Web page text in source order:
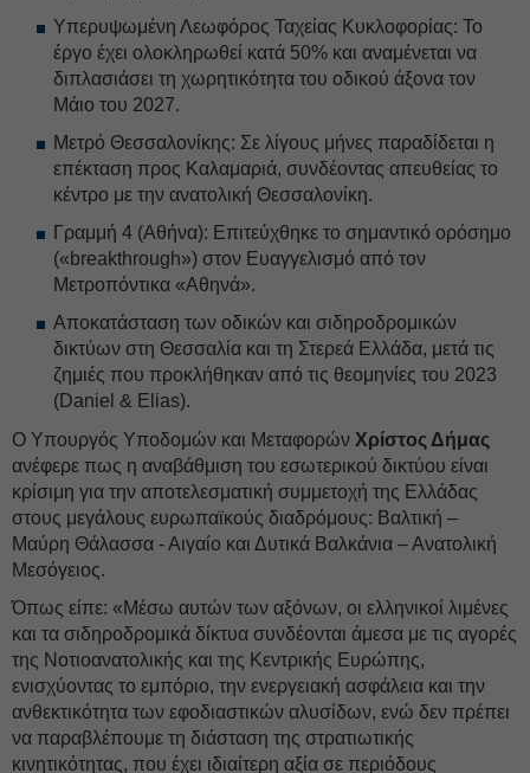
Υπερυψωμένη Λεωφόρος Ταχείας Κυκλοφορίας: Το
έργο έχει ολοκληρωθεί κατά 50% και αναμένεται να
διπλασιάσει τη χωρητικότητα του οδικού άξονα τον
Μάιο του 2027.
Μετρό Θεσσαλονίκης: Σε λίγους μήνες παραδίδεται η
επέκταση προς Καλαμαριά, συνδέοντας απευθείας το
κέντρο με την ανατολική Θεσσαλονίκη.
Γραμμή 4 (Αθήνα): Επιτεύχθηκε το σημαντικό ορόσημο
(«breakthrough») στον Ευαγγελισμό από τον
Μετροπόντικα «Αθηνά».
Αποκατάσταση των οδικών και σιδηροδρομικών
δικτύων στη Θεσσαλία και τη Στερεά Ελλάδα, μετά τις
ζημιές που προκλήθηκαν από τις θεομηνίες του 2023
(Daniel & Elias).
Ο Υπουργός Υποδομών και Μεταφορών Χρίστος Δήμας
ανέφερε πως η αναβάθμιση του εσωτερικού δικτύου είναι
κρίσιμη για την αποτελεσματική συμμετοχή της Ελλάδας
στους μεγάλους ευρωπαϊκούς διαδρόμους: Βαλτική –
Μαύρη Θάλασσα - Αιγαίο και Δυτικά Βαλκάνια – Ανατολική
Μεσόγειος.
Όπως είπε: «Μέσω αυτών των αξόνων, οι ελληνικοί λιμένες
και τα σιδηροδρομικά δίκτυα συνδέονται άμεσα με τις αγορές
της Νοτιοανατολικής και της Κεντρικής Ευρώπης,
ενισχύοντας το εμπόριο, την ενεργειακή ασφάλεια και την
ανθεκτικότητα των εφοδιαστικών αλυσίδων, ενώ δεν πρέπει
να παραβλέπουμε τη διάσταση της στρατιωτικής
κινητικότητας, που έχει ιδιαίτερη αξία σε περιόδους